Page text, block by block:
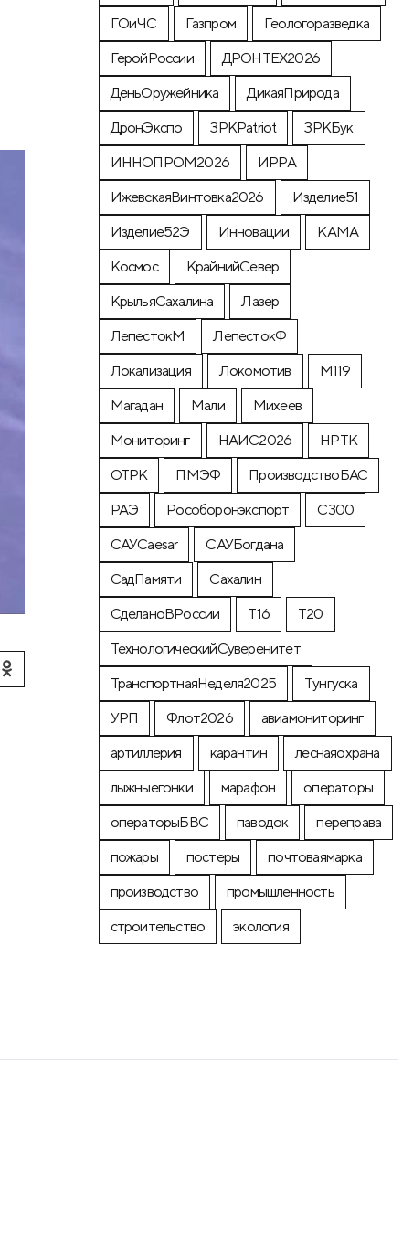
ГОиЧС
Газпром
Геологоразведка
ГеройРоссии
ДРОНТЕХ2026
ДеньОружейника
ДикаяПрирода
ДронЭкспо
ЗРКPatriot
ЗРКБук
ИННОПРОМ2026
ИРРА
ИжевскаяВинтовка2026
Изделие51
Изделие52Э
Инновации
КАМА
Космос
КрайнийСевер
КрыльяСахалина
Лазер
ЛепестокМ
ЛепестокФ
Локализация
Локомотив
М119
Магадан
Мали
Михеев
Мониторинг
НАИС2026
НРТК
ОТРК
ПМЭФ
ПроизводствоБАС
РАЭ
Рособоронэкспорт
С300
САУCaesar
САУБогдана
СадПамяти
Сахалин
СделаноВРоссии
Т16
Т20
ТехнологическийСуверенитет
ТранспортнаяНеделя2025
Тунгуска
УРП
Флот2026
авиамониторинг
артиллерия
карантин
леснаяохрана
лыжныегонки
марафон
операторы
операторыБВС
паводок
переправа
пожары
постеры
почтоваямарка
производство
промышленность
строительство
экология